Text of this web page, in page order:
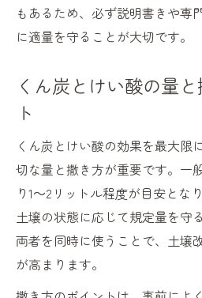
もあるため、必ず説明書きや専
に適量を守ることが大切です。
くん炭とけい酸の量
ト
くん炭とけい酸の効果を最大限
切な量と撒き方が重要です。一
り1～2リットル程度が目安とな
土壌の状態に応じて規定量を守
両者を同時に使うことで、土壌
が高まります。